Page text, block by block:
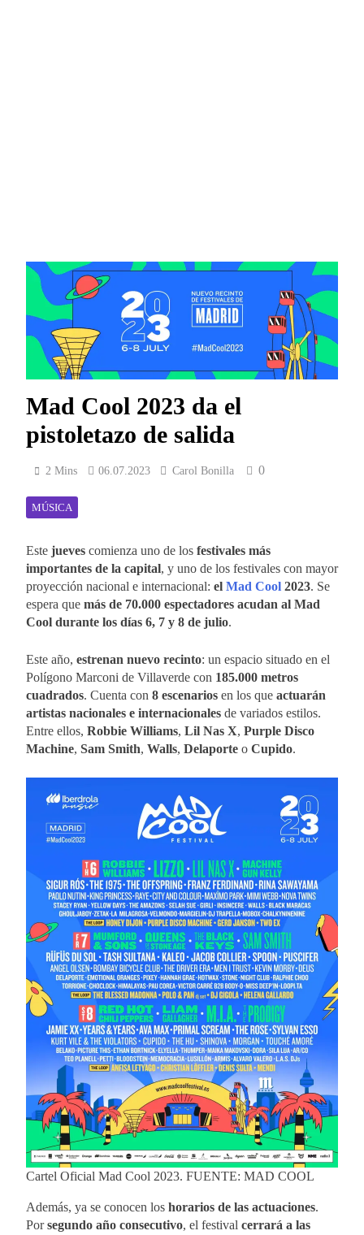
Mad Cool 2023 da el
pistoletazo de salida
2 Mins 06.07.2023 Carol Bonilla 0
MÚSICA
Este jueves comienza uno de los festivales más
importantes de la capital, y uno de los festivales con mayor
proyección nacional e internacional: el Mad Cool 2023. Se
espera que más de 70.000 espectadores acudan al Mad
Cool durante los días 6, 7 y 8 de julio.
Este año, estrenan nuevo recinto: un espacio situado en el
Polígono Marconi de Villaverde con 185.000 metros
cuadrados. Cuenta con 8 escenarios en los que actuarán
artistas nacionales e internacionales de variados estilos.
Entre ellos, Robbie Williams, Lil Nas X, Purple Disco
Machine, Sam Smith, Walls, Delaporte o Cupido.
Cartel Oficial Mad Cool 2023. FUENTE: MAD COOL
Además, ya se conocen los horarios de las actuaciones.
Porsegundo año consecutivo, el festival cerrará a las